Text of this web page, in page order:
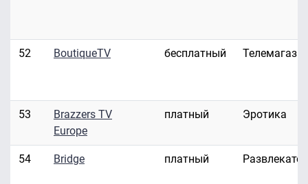
52 BoutiqueTV бесплатный
53
Brazzers TV
Europe
платный Эротика
54 Bridge платный